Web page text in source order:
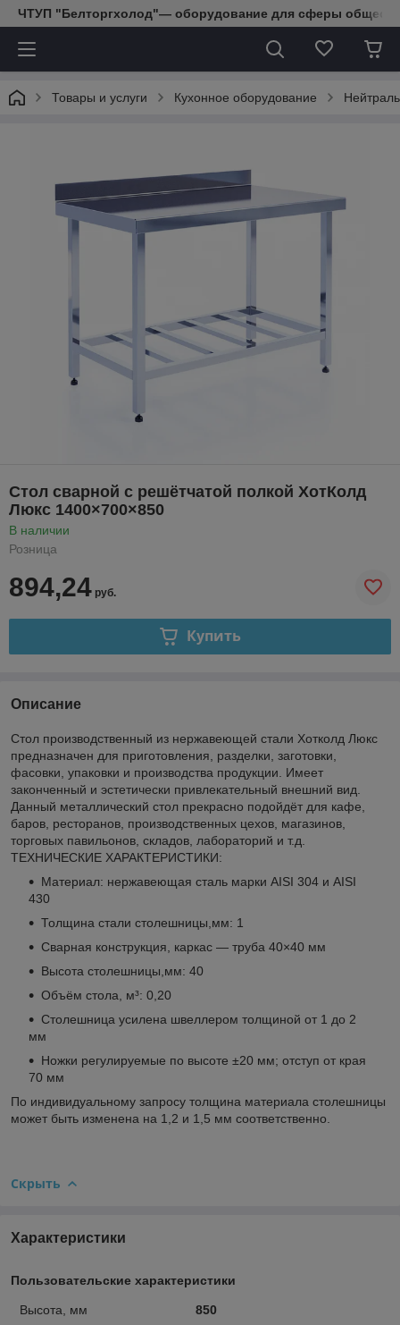
ЧТУП "Белторгхолод"— оборудование для сферы
Товары и услуги Кухонное оборудование
Стол сварной с решётчатой полкой ХотКолд
Люкс 1400×700×850
В наличии
Розница
894,24 руб.
Купить
Описание
Стол производственный из нержавеющей стали Хотколд Люкс
предназначен для приготовления, разделки, заготовки,
фасовки, упаковки и производства продукции. Имеет
законченный и эстетически привлекательный внешний вид.
Данный металлический стол прекрасно подойдёт для кафе,
баров, ресторанов, производственных цехов, магазинов,
торговых павильонов, складов, лабораторий и т.д.
ТЕХНИЧЕСКИЕ ХАРАКТЕРИСТИКИ:
Материал: нержавеющая сталь марки AISI 304 и AISI
430
Толщина стали столешницы,мм: 1
Сварная конструкция, каркас — труба 40×40 мм
Высота столешницы,мм: 40
Объём стола, м³: 0,20
Столешница усилена швеллером толщиной от 1 до 2
мм
Ножки регулируемые по высоте ±20 мм; отступ от края
70 мм
По индивидуальному запросу толщина материала столешницы
может быть изменена на 1,2 и 1,5 мм соответственно.
Скрыть
Характеристики
Пользовательские характеристики
Высота, мм
850